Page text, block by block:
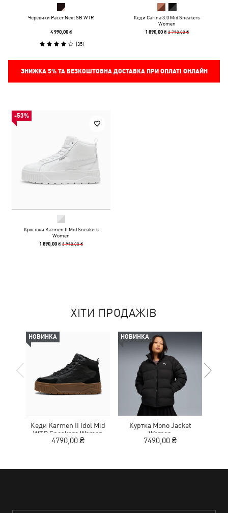
Черевики Pacer Next SB WTR
4 990,00 ₴
(35)
Кеди Carina 3.0 Mid Sneakers
Women
1 890,00 ₴3 790,00 ₴
ЗНИЖКА 5%ТА БЕЗКОШТОВНА ДОСТАВКА ПРИ ОПЛАТІ ОНЛАЙН
-53%
Кросівки Karmen II Mid Sneakers
Women
1 890,00 ₴3 990,00 ₴
ХІТИ ПРОДАЖІВ
НОВИНКА
Кеди Karmen II Idol Mid
WTR Sneakers Women
4790,00 ₴
НОВИНКА
Куртка Mono Jacket
Women
7490,00 ₴